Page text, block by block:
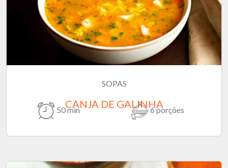
SOPAS
CANJA DE GALINHA
50 min 6 porções